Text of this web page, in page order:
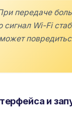
передаче
сигнал Wi-Fi
и